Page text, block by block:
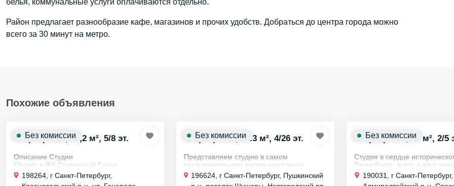
белья, коммунальные услуги оплачиваются отдельно.
Район предлагает разнообразие кафе, магазинов и прочих удобств. Добраться до центра города можно
всего за 30 минут на метро.
Похожие объявления
Квартира ст., 24,2 м², 5/8 эт.
Описание Студии
Студия в ЖК Солнечный Город
предлагает уникальное сочетание
современного уюта и исторической
198264, г Санкт-Петербург,
Без комиссии Квартира ст., 25.3 м², 4/26 эт.
Представляем студию в самом
привлекательном жилом комплексе
Шушар! ЖК Simple — это образец
комфортного жилья.
196624, г Санкт-Петербург, Пушкинский
Без комиссии Квартира ст., 16 м², 2/5
Студия в сердце
Петербурга, всего в двух
станции метро Сенная.
13.99%!
190031, г Санкт-Петербург,
Без комиссии